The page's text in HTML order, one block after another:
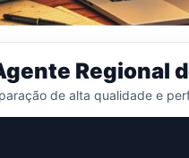
Regional
de alta qualidade e